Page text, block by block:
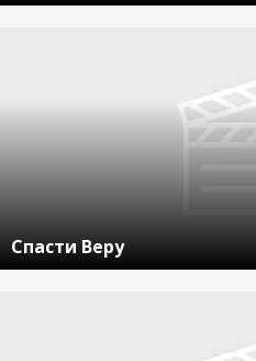
Спасти Веру